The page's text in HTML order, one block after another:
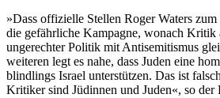
»Dass offizielle Stellen Roger Waters
die gefährliche Kampagne, wonach Kritik
ungerechter Politik mit Antisemitismus
weiteren legt es nahe, dass Juden eine
blindlings Israel unterstützen. Das ist
Kritiker sind Jüdinnen und Juden«, so der